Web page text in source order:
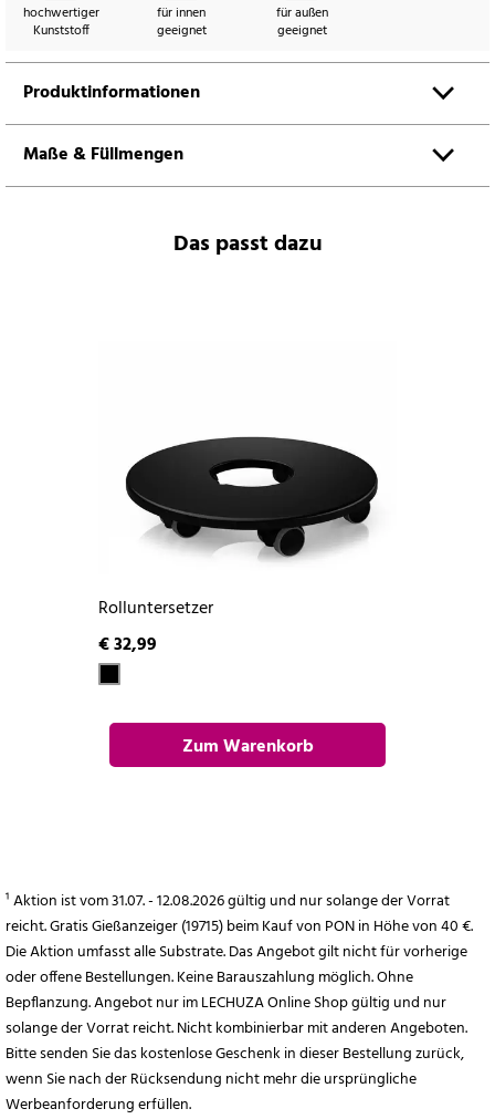
hochwertiger
Kunststoff
für innen
geeignet
für außen
geeignet
Produktinformationen
Maße & Füllmengen
Das passt dazu
Rolluntersetzer
€ 32,99
Zum Warenkorb
¹ Aktion ist vom 31.07. - 12.08.2026 gültig und nur solange der Vorrat
reicht. Gratis Gießanzeiger (19715) beim Kauf von PON in Höhe von 40 €.
Die Aktion umfasst alle Substrate. Das Angebot gilt nicht für vorherige
oder offene Bestellungen. Keine Barauszahlung möglich. Ohne
Bepflanzung. Angebot nur im LECHUZA Online Shop gültig und nur
solange der Vorrat reicht. Nicht kombinierbar mit anderen Angeboten.
Bitte senden Sie das kostenlose Geschenk in dieser Bestellung zurück,
wenn Sie nach der Rücksendung nicht mehr die ursprüngliche
Werbeanforderung erfüllen.